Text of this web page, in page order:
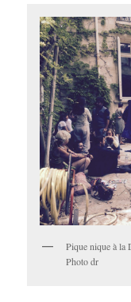
Pique nique à la
Photo dr